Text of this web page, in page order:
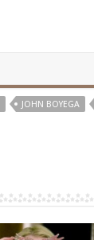
JOHN BOYEGA